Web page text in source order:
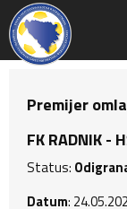
Premijer
FK RADNIK -
Status:
Datum: